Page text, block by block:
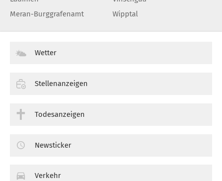
Meran-Burggrafenamt
Wipptal
Wetter
Stellenanzeigen
Todesanzeigen
Newsticker
Verkehr